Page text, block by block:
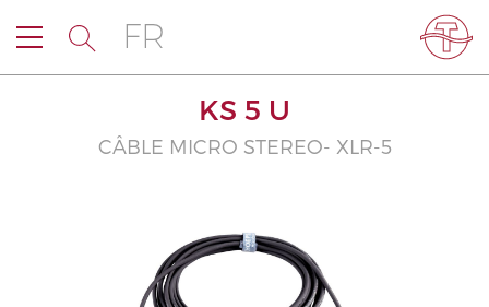
FR
KS 5 U
CÂBLE MICRO STEREO- XLR-5